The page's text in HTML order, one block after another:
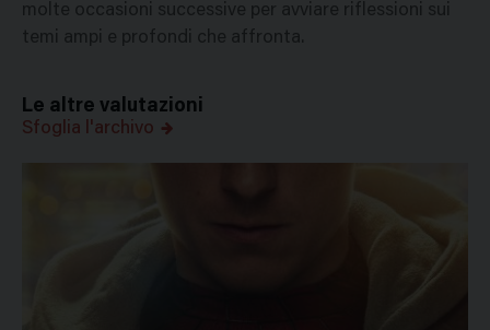
molte occasioni successive per avviare riflessioni sui
temi ampi e profondi che affronta.
Le altre valutazioni
Sfoglia l'archivo